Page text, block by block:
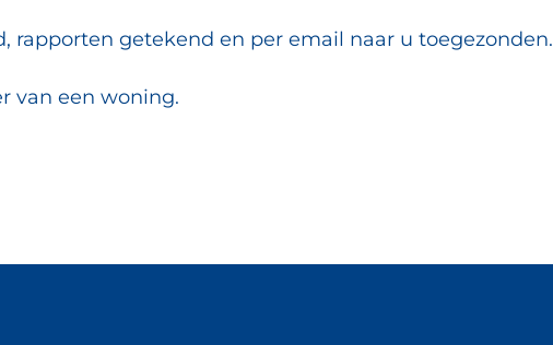
rapporten getekend en per email naar u toegezonden.
van een woning.